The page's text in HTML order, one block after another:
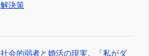
解決策
社会的弱者と婚活の現実。「私がダ